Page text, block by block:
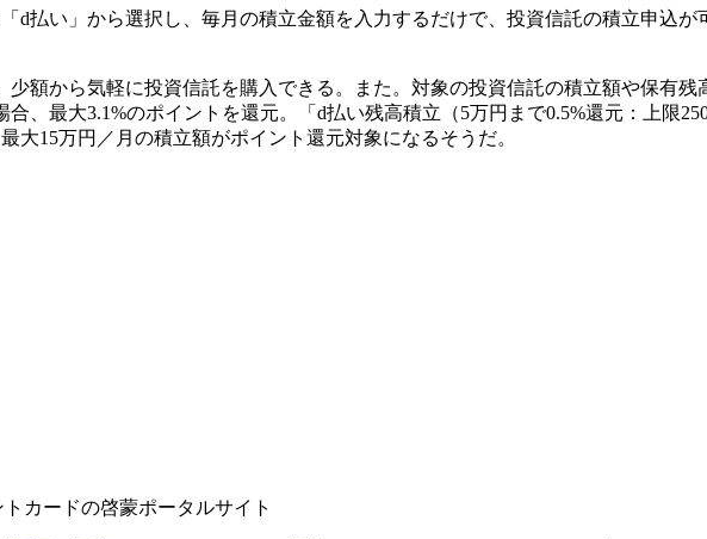
d払い」から選択し、毎月の積立金額を入力するだけで、投資信託の積立申込が
少額から気軽に投資信託を購入できる。また。対象の投資信託の積立額や保有残
、最大3.1%のポイントを還元。「d払い残高積立（5万円まで0.5%還元：上限
大15万円／月の積立額がポイント還元対象になるそうだ。
カードの啓蒙ポータルサイト